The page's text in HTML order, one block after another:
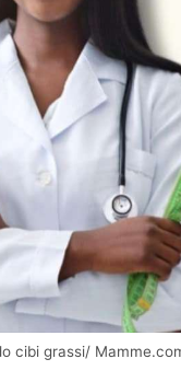
cibi grassi/